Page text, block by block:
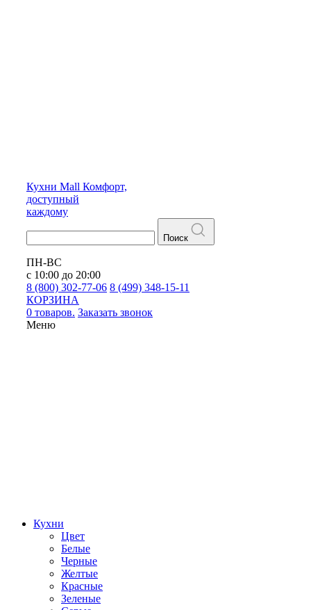
Кухни Mall Комфорт,
доступный
каждому
Поиск
ПН-ВС
с 10:00 до 20:00
8 (800) 302-77-06 8 (499) 348-15-11
КОРЗИНА
0 товаров. Заказать звонок
Меню
Кухни
Цвет
Белые
Черные
Желтые
Красные
Зеленые